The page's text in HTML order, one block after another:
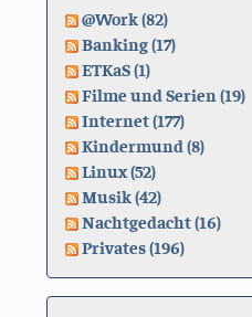
@Work (82)
Banking (17)
ETKaS (1)
Filme und Serien (19)
Internet (177)
Kindermund (8)
Linux (52)
Musik (42)
Nachtgedacht (16)
Privates (196)